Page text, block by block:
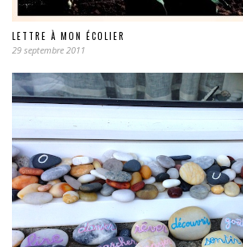
LETTRE À MON ÉCOLIER
29 septembre 2011